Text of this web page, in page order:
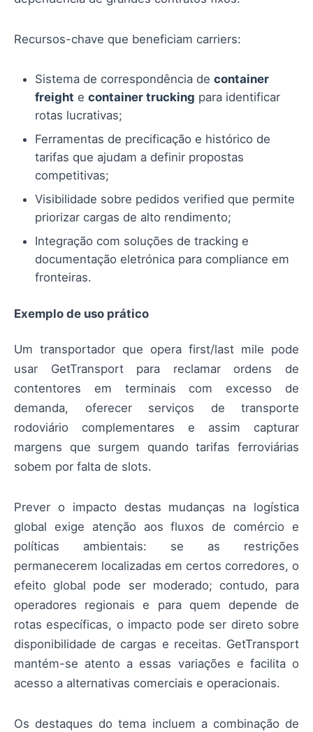
Recursos-chave que beneficiam carriers:
Sistema de correspondência de container
freight e container trucking para identificar
rotas lucrativas;
Ferramentas de precificação e histórico de
tarifas que ajudam a definir propostas
competitivas;
Visibilidade sobre pedidos verified que permite
priorizar cargas de alto rendimento;
Integração com soluções de tracking e
documentação eletrónica para compliance em
fronteiras.
Exemplo de uso prático
Um transportador que opera first/last mile pode
usar GetTransport para reclamar ordens de
contentores em terminais com excesso de
demanda, oferecer serviços de transporte
rodoviário complementares e assim capturar
margens que surgem quando tarifas ferroviárias
sobem por falta de slots.
Prever o impacto destas mudanças na logística
global exige atenção aos fluxos de comércio e
políticas ambientais: se as restrições
permanecerem localizadas em certos corredores, o
efeito global pode ser moderado; contudo, para
operadores regionais e para quem depende de
rotas específicas, o impacto pode ser direto sobre
disponibilidade de cargas e receitas. GetTransport
mantém-se atento a essas variações e facilita o
acesso a alternativas comerciais e operacionais.
Os destaques do tema incluem a combinação de